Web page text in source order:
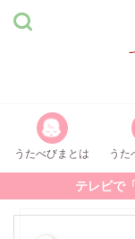
うたべびまとは うた
テレビで